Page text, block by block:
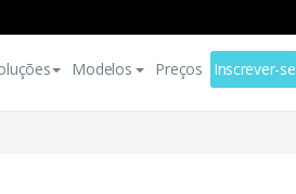
Modelos Preços Inscrever-se